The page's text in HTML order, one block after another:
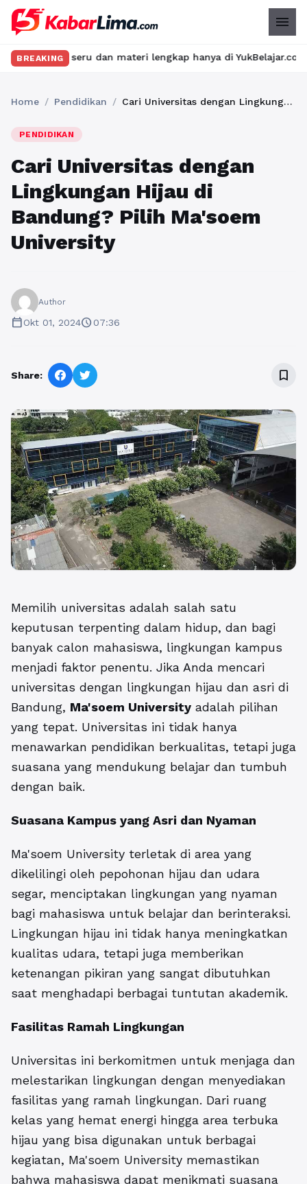
menu
BREAKING
dan materi lengkap hanya di YukBelajar.com. Mulai
Home / Pendidikan / Cari Universitas dengan Lingkungan Hijau di Bandung? Pilih Ma'soem University
PENDIDIKAN
Cari Universitas dengan
Lingkungan Hijau di
Bandung? Pilih Ma'soem
University
Author
calendar_todayOkt 01, 2024schedule07:36
Share: bookmark_border
Memilih universitas adalah salah satu
keputusan terpenting dalam hidup, dan bagi
banyak calon mahasiswa, lingkungan kampus
menjadi faktor penentu. Jika Anda mencari
universitas dengan lingkungan hijau dan asri di
Bandung, Ma'soem University adalah pilihan
yang tepat. Universitas ini tidak hanya
menawarkan pendidikan berkualitas, tetapi juga
suasana yang mendukung belajar dan tumbuh
dengan baik.
Suasana Kampus yang Asri dan Nyaman
Ma'soem University terletak di area yang
dikelilingi oleh pepohonan hijau dan udara
segar, menciptakan lingkungan yang nyaman
bagi mahasiswa untuk belajar dan berinteraksi.
Lingkungan hijau ini tidak hanya meningkatkan
kualitas udara, tetapi juga memberikan
ketenangan pikiran yang sangat dibutuhkan
saat menghadapi berbagai tuntutan akademik.
Fasilitas Ramah Lingkungan
Universitas ini berkomitmen untuk menjaga dan
melestarikan lingkungan dengan menyediakan
fasilitas yang ramah lingkungan. Dari ruang
kelas yang hemat energi hingga area terbuka
hijau yang bisa digunakan untuk berbagai
kegiatan, Ma'soem University memastikan
bahwa mahasiswa dapat menikmati suasana